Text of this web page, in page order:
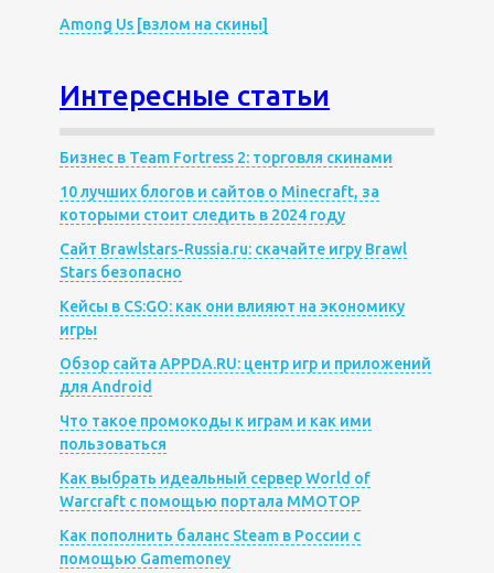
Among Us [взлом на скины]
Интересные статьи
Бизнес в Team Fortress 2: торговля скинами
10 лучших блогов и сайтов о Minecraft, за
которыми стоит следить в 2024 году
Сайт Brawlstars-Russia.ru: скачайте игру Brawl
Stars безопасно
Кейсы в CS:GO: как они влияют на экономику
игры
Обзор сайта APPDA.RU: центр игр и приложений
для Android
Что такое промокоды к играм и как ими
пользоваться
Как выбрать идеальный сервер World of
Warcraft с помощью портала MMOTOP
Как пополнить баланс Steam в России с
помощью Gamemoney